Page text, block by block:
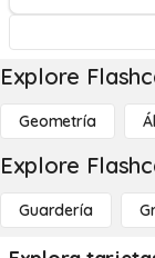
Explore
Geometría
Explore
Guardería